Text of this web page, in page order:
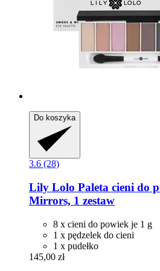
Do koszyka
3.6 (28)
Lily Lolo Paleta cieni do
Mirrors, 1 zestaw
8 x cieni do powiek je 1 g
1 x pędzelek do cieni
1 x pudełko
145,00 zł